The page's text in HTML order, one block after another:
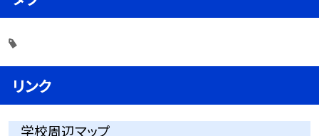
リンク
学校周辺マップ